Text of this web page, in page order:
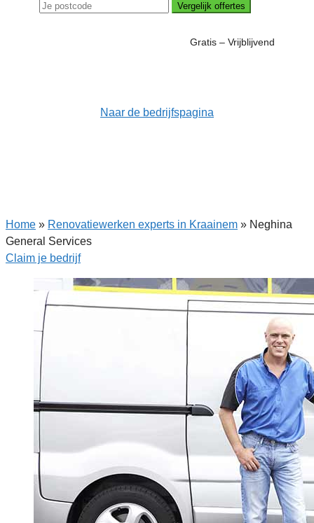
Vergelijk offertes
Gratis – Vrijblijvend
Naar de bedrijfspagina
Home » Renovatiewerken experts in Kraainem » Neghina
General Services
Claim je bedrijf